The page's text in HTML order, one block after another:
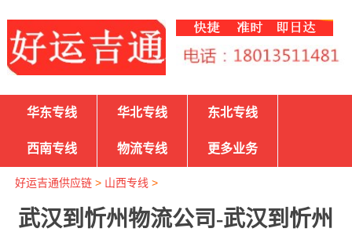
华东专线 华北专线 东北专线
西南专线 物流专线 更多业务
好运吉通供应链> 山西专线 >
武汉到忻州物流公司-武汉到忻州